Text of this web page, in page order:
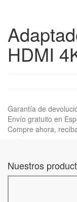
HDMI
Garantía de
Envío gratuito en
Compre ahora,
Nuestros